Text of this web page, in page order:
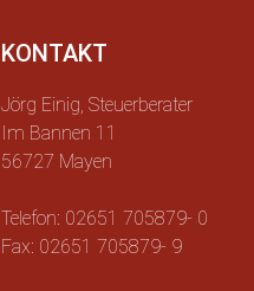
KONTAKT
Jörg Einig, Steuerberater
Im Bannen 11
56727 Mayen
Telefon: 02651 705879- 0
Fax: 02651 705879- 9